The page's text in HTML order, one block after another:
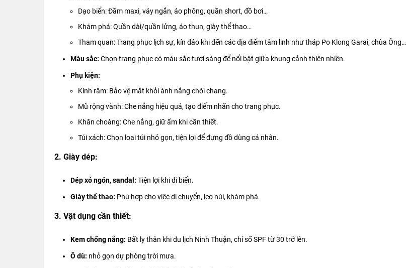
Dạo biển: Đầm maxi, váy ngắn, áo phông, quần short, đồ bơi…
Khám phá: Quần dài/quần lửng, áo thun, giày thể thao…
Tham quan: Trang phục lịch sự, kín đáo khi đến các địa điểm tâm linh như tháp Po Klong Garai, chùa Ông…
Màu sắc: Chọn trang phục có màu sắc tươi sáng để nổi bật giữa khung cảnh thiên nhiên.
Phụ kiện:
Kính râm: Bảo vệ mắt khỏi ánh nắng chói chang.
Mũ rộng vành: Che nắng hiệu quả, tạo điểm nhấn cho trang phục.
Khăn choàng: Che nắng, giữ ấm khi cần thiết.
Túi xách: Chọn loại túi nhỏ gọn, tiện lợi để đựng đồ dùng cá nhân.
2. Giày dép:
Dép xỏ ngón, sandal: Tiện lợi khi đi biển.
Giày thể thao: Phù hợp cho việc di chuyển, leo núi, khám phá.
3. Vật dụng cần thiết:
Kem chống nắng: Bất ly thân khi du lịch Ninh Thuận, chỉ số SPF từ 30 trở lên.
Ô dù: nhỏ gọn dự phòng trời mưa.